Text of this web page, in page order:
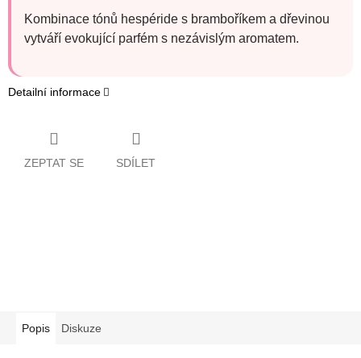
Kombinace tónů hespéride s bramboříkem a dřevinou
vytváří evokující parfém s nezávislým aromatem.
Detailní informace
ZEPTAT SE SDÍLET
Popis Diskuze